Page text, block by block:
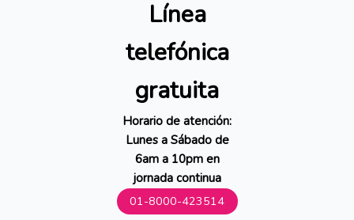
Línea
telefónica
gratuita
Horario de atención:
Lunes a Sábado de
6am a 10pm en
jornada continua
01-8000-423514